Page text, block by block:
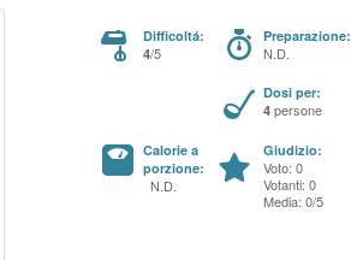
Difficoltá:
4/5
Preparazione:
N.D.
Dosi per:
4 persone
Calorie a
porzione:
N.D.
Giudizio:
Voto: 0
Votanti: 0
Media: 0/5